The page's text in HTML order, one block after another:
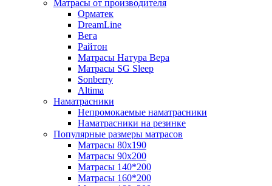
Матрасы от производителя
Орматек
DreamLine
Вега
Райтон
Матрасы Натура Вера
Матрасы SG Sleep
Sonberry
Altima
Наматрасники
Непромокаемые наматрасники
Наматрасники на резинке
Популярные размеры матрасов
Матрасы 80x190
Матрасы 90x200
Матрасы 140*200
Матрасы 160*200